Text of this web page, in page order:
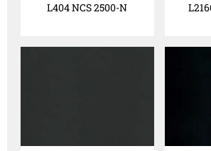
L404 NCS 2500-N